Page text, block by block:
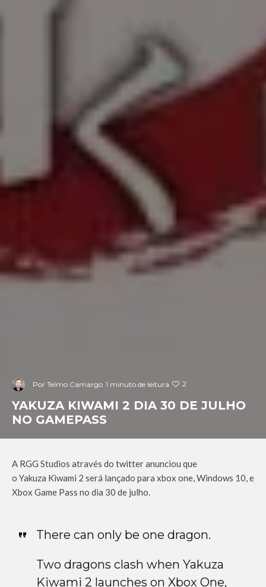
Por Telmo Camargo 1 minuto de leitura 2
YAKUZA KIWAMI 2 DIA 30 DE JULHO
NO GAMEPASS
A RGG Studios através do twitter anunciou que
o Yakuza Kiwami 2 será lançado para xbox one , Windows 10, e
Xbox Game Pass no dia 30 de julho.
There can only be one dragon.
Two dragons clash when Yakuza
Kiwami 2 launches on Xbox One,